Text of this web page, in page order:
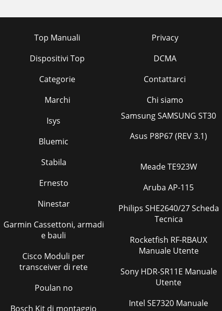
Top Manuali
Dispositivi Top
Categorie
Marchi
Privacy
DCMA
Contattarci
Chi siamo
Isys
Bluemic
Stabila
Ernesto
Ninestar
Garmin Cassettoni, armadi
e bauli
Cisco Moduli per
transceiver di rete
Poulan no
Bosch Kit di montaggio
Samsung SAMSUNG ST30
Asus P8P67 (REV 3.1)
Meade TE923W
Aruba AP-115
Philips SHE2640/27 Scheda
Tecnica
Rocketfish RF-RBAUX
Manuale Utente
Sony HDR-SR11E Manuale
Utente
Intel SE7320 Manuale